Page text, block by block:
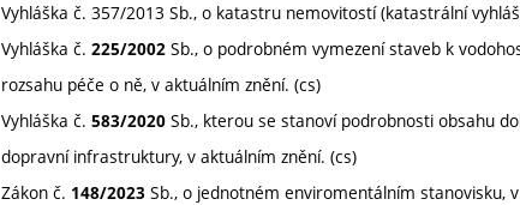
Vyhláška č. 357/2013 Sb., o katastru nemovitostí (katastrální
Vyhláška č. 225/2002 Sb., o podrobném vymezení staveb k
rozsahu péče o ně, v aktuálním znění. (cs)
Vyhláška č. 583/2020 Sb., kterou se stanoví podrobnosti obsahu
dopravní infrastruktury, v aktuálním znění. (cs)
Zákon č. 148/2023 Sb., o jednotném enviromentálním stanovisku,